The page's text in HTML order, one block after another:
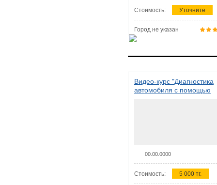
Стоимость: Уточните
Город не указан
Видео-курс "Диагностика
автомобиля с помощью
00.00.0000
Стоимость: 5 000 тг.